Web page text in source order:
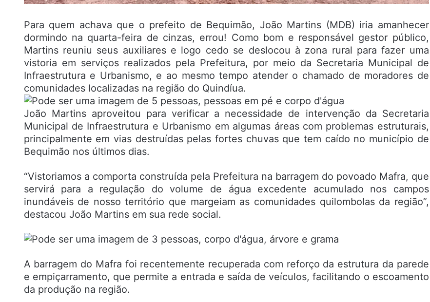
Para quem achava que o prefeito de Bequimão, João Martins (MDB) iria amanhecer
dormindo na quarta-feira de cinzas, errou! Como bom e responsável gestor público,
Martins reuniu seus auxiliares e logo cedo se deslocou à zona rural para fazer uma
vistoria em serviços realizados pela Prefeitura, por meio da Secretaria Municipal de
Infraestrutura e Urbanismo, e ao mesmo tempo atender o chamado de moradores de
comunidades localizadas na região do Quindíua.
João Martins aproveitou para verificar a necessidade de intervenção da Secretaria
Municipal de Infraestrutura e Urbanismo em algumas áreas com problemas estruturais,
principalmente em vias destruídas pelas fortes chuvas que tem caído no município de
Bequimão nos últimos dias.
“Vistoriamos a comporta construída pela Prefeitura na barragem do povoado Mafra, que
servirá para a regulação do volume de água excedente acumulado nos campos
inundáveis de nosso território que margeiam as comunidades quilombolas da região”,
destacou João Martins em sua rede social.
A barragem do Mafra foi recentemente recuperada com reforço da estrutura da parede
e empiçarramento, que permite a entrada e saída de veículos, facilitando o escoamento
da produção na região.